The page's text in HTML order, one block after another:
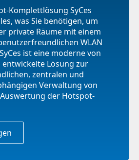
Komplettlösung SyCes
was Sie benötigen, um
private Räume mit einem
WLAN
ist eine moderne von
entwickelte Lösung zur
zentralen und
Verwaltung von
der Hotspot-